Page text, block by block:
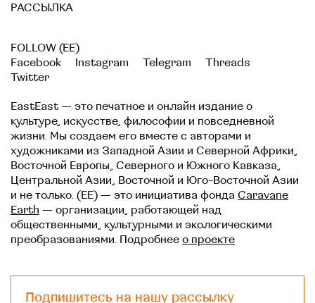
РАССЫЛКА
FOLLOW (EE)
Facebook
Instagram Telegram
Threads
Twitter
EastEast — это печатное и онлайн издание о
культуре, искусстве, философии и повседневной
жизни. Мы создаем его вместе с авторами и
художниками из Западной Азии и Северной Африки,
Восточной Европы, Северного и Южного Кавказа,
Центральной Азии, Восточной и Юго-Восточной Азии
и не только. (EE) — это инициатива фонда Caravane
Earth — организации, работающей над
общественными, культурными и экологическими
преобразованиями. Подробнее о проекте
Подпишитесь на нашу рассылку